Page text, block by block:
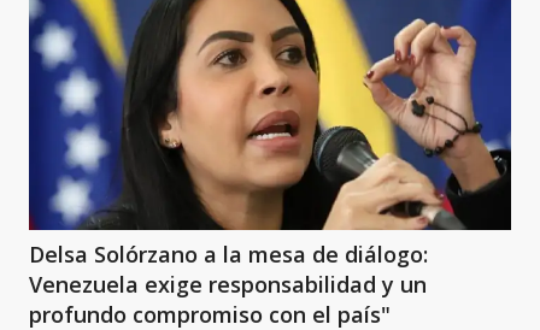
Delsa Solórzano a la mesa de diálogo:
Venezuela exige responsabilidad y un
profundo compromiso con el país"